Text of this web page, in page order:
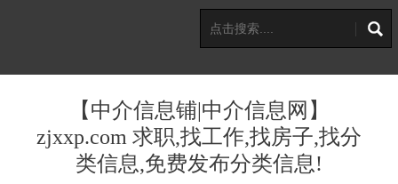
【中介信息铺|中介信息网】
zjxxp.com 求职,找工作,找房子,找分
类信息,免费发布分类信息!